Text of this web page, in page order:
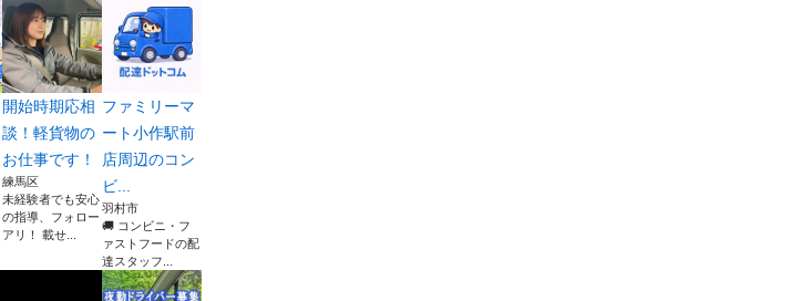
開始時期応相
談！軽貨物の
お仕事です！
練馬区
未経験者でも安心
の指導、フォロー
アリ！ 載せ...
ファミリーマ
ート小作駅前
店周辺のコン
ビ...
羽村市
🚚 コンビニ・フ
ァストフードの配
達スタッフ...